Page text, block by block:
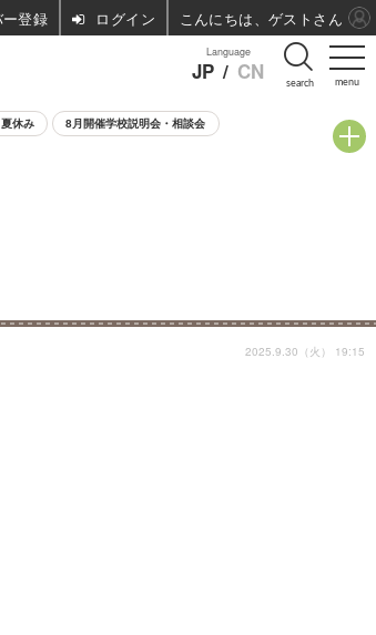
menu
Language
JP / CN search
夏休み 8月開催学校説明会・相談会
2025.9.30（火） 19:15
ログイン こんにちは、ゲストさん